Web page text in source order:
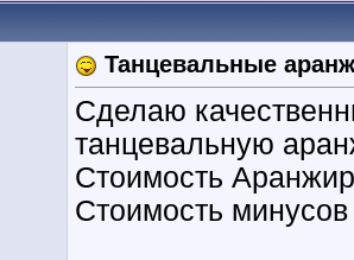
Танцевальные
Сделаю
танцевальную
Стоимость
Стоимость минусов